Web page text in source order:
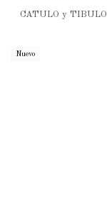
CATULO y TIBULO
Nuevo